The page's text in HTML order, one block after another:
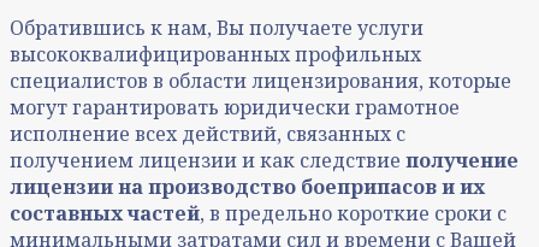
Обратившись к нам, Вы получаете услуги
высококвалифицированных профильных
специалистов в области лицензирования, которые
могут гарантировать юридически грамотное
исполнение всех действий, связанных с
получением лицензии и как следствие получение
лицензии на производство боеприпасов и их
составных частей, в предельно короткие сроки с
минимальными затратами сил и времени с Вашей